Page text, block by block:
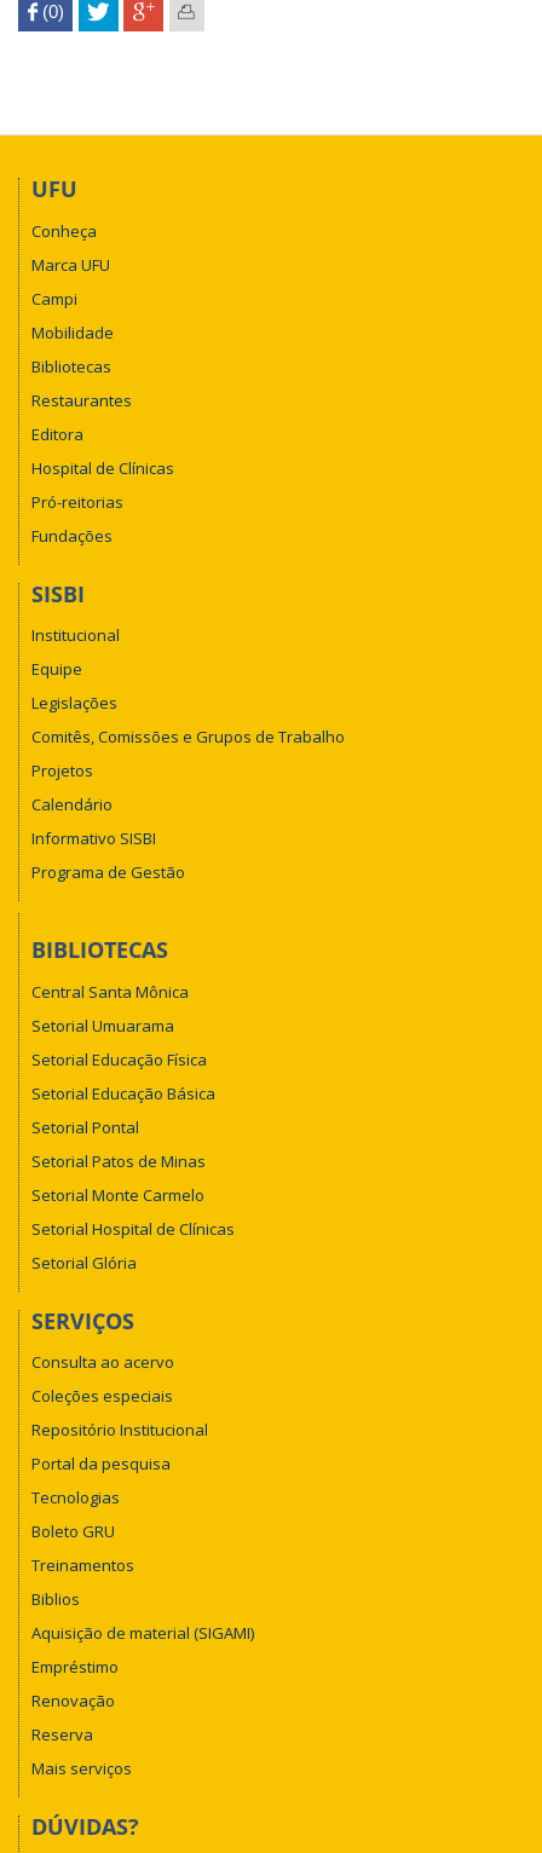
 (0)
UFU
Conheça
Marca UFU
Campi
Mobilidade
Bibliotecas
Restaurantes
Editora
Hospital de Clínicas
Pró-reitorias
Fundações
SISBI
Institucional
Equipe
Legislações
Comitês, Comissões e Grupos de Trabalho
Projetos
Calendário
Informativo SISBI
Programa de Gestão
BIBLIOTECAS
Central Santa Mônica
Setorial Umuarama
Setorial Educação Física
Setorial Educação Básica
Setorial Pontal
Setorial Patos de Minas
Setorial Monte Carmelo
Setorial Hospital de Clínicas
Setorial Glória
SERVIÇOS
Consulta ao acervo
Coleções especiais
Repositório Institucional
Portal da pesquisa
Tecnologias
Boleto GRU
Treinamentos
Biblios
Aquisição de material (SIGAMI)
Empréstimo
Renovação
Reserva
Mais serviços
DÚVIDAS?